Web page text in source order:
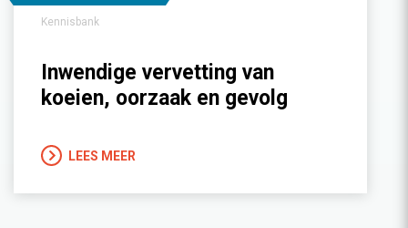
Kennisbank
Inwendige vervetting van
koeien, oorzaak en gevolg
LEES MEER